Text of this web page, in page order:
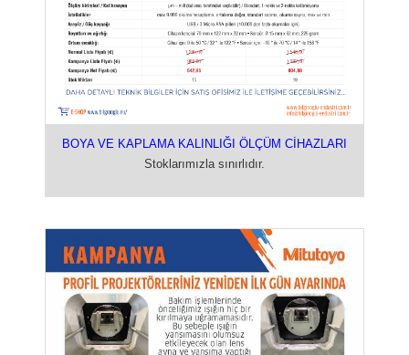
BOYA VE KAPLAMA KALINLIĞI ÖLÇÜM CİHAZLARI
Stoklarımızla sınırlıdır.